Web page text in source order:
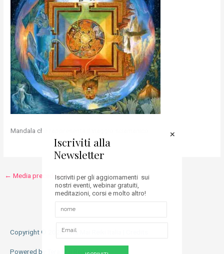
Mandala che rappresenta il viaggio sciamanico
← Media precedente
Copyright © 2026Tera Mai Reiki Italia
Powered by Tera Mai Reiki Italia
Iscriviti alla
Newsletter
Iscriviti per gli aggiornamenti sui
nostri eventi, webinar gratuiti,
meditazioni, corsi e molto altro!